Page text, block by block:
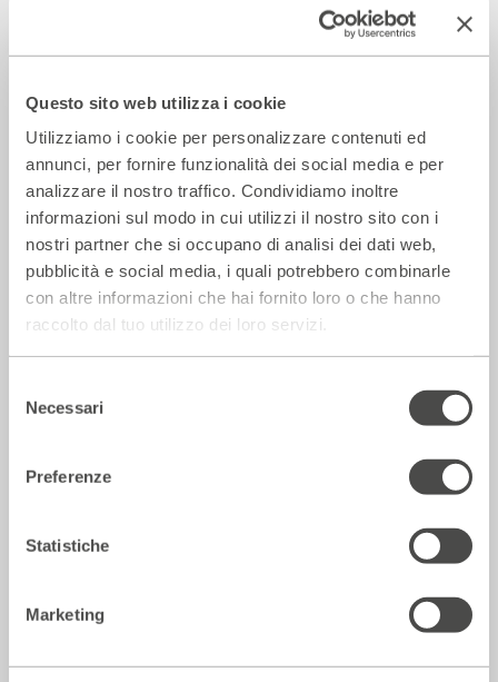
Questo sito web utilizza i cookie
Utilizziamo i cookie per personalizzare contenuti ed
annunci, per fornire funzionalità dei social media e per
analizzare il nostro traffico. Condividiamo inoltre
informazioni sul modo in cui utilizzi il nostro sito con i
nostri partner che si occupano di analisi dei dati web,
pubblicità e social media, i quali potrebbero combinarle
con altre informazioni che hai fornito loro o che hanno
raccolto dal tuo utilizzo dei loro servizi.
delNecessari
Preferenze
Statistiche
Marketing
Il Giornale – Mirandolina intona le note
28 Luglio 2026
Rassegna Stampa
La Repubblica – In scena gli eroi di
14 Luglio 2026
Rassegna Stampa